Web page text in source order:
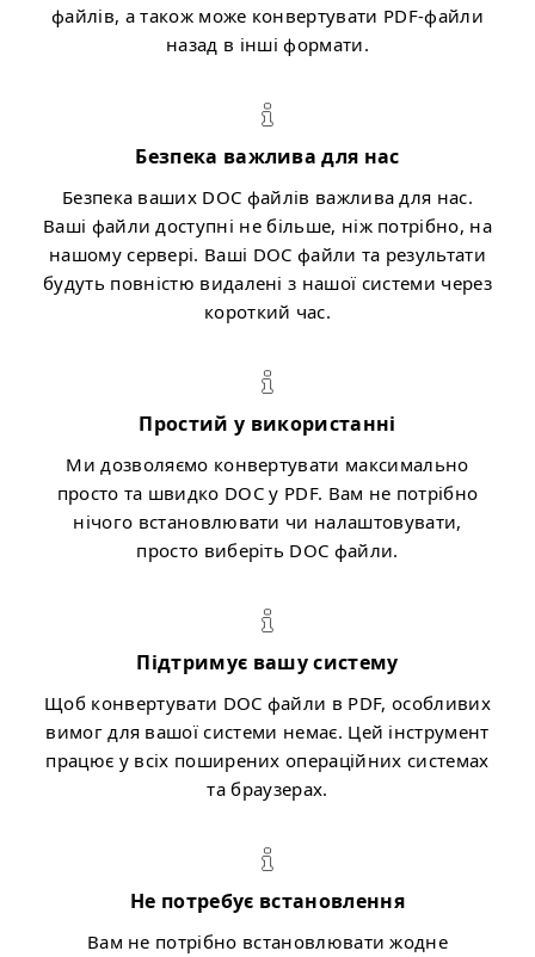
файлів, а також може конвертувати PDF-файли
назад в інші формати.
Безпека важлива для нас
Безпека ваших DOC файлів важлива для нас.
Ваші файли доступні не більше, ніж потрібно, на
нашому сервері. Ваші DOC файли та результати
будуть повністю видалені з нашої системи через
короткий час.
Простий у використанні
Ми дозволяємо конвертувати максимально
просто та швидко DOC у PDF. Вам не потрібно
нічого встановлювати чи налаштовувати,
просто виберіть DOC файли.
Підтримує вашу систему
Щоб конвертувати DOC файли в PDF, особливих
вимог для вашої системи немає. Цей інструмент
працює у всіх поширених операційних системах
та браузерах.
Не потребує встановлення
Вам не потрібно встановлювати жодне